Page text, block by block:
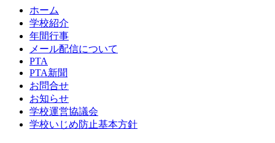
ホーム
学校紹介
年間行事
メール配信について
PTA
PTA新聞
お問合せ
お知らせ
学校運営協議会
学校いじめ防止基本方針